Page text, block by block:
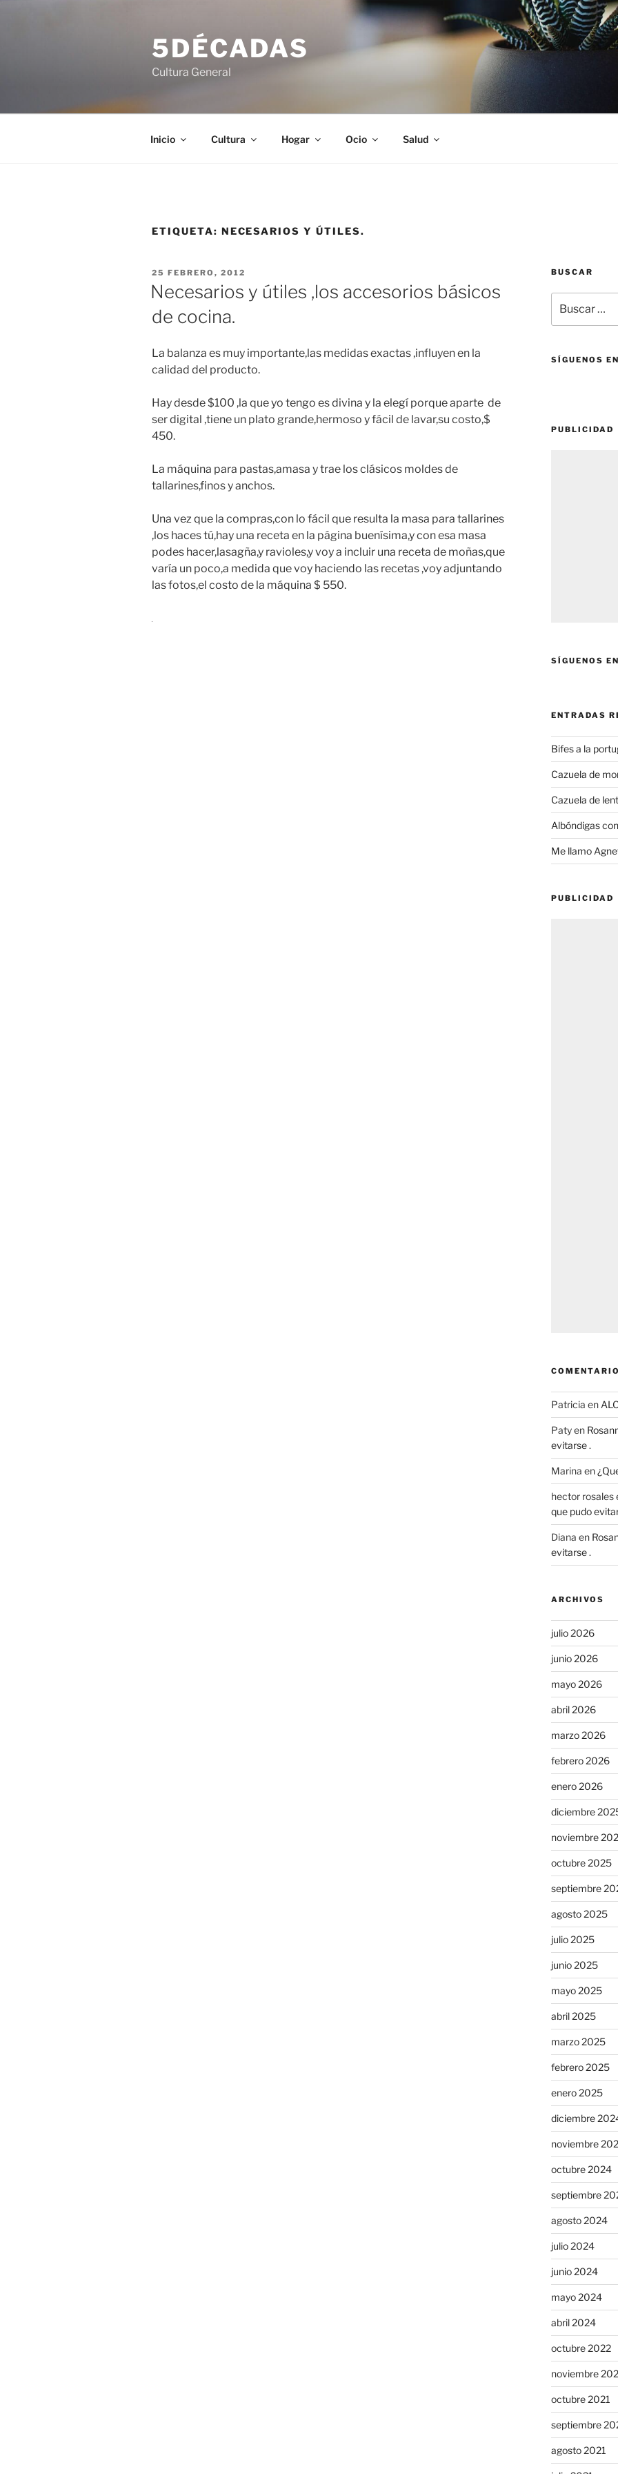
5DÉCADAS
Cultura General
Inicio Cultura Hogar Ocio Salud
ETIQUETA: NECESARIOS Y ÚTILES.
PUBLICADO
EL
25 FEBRERO, 2012
Necesarios y útiles ,los accesorios básicos
de cocina.
La balanza es muy importante,las medidas exactas ,influyen en la
calidad del producto.
Hay desde $100 ,la que yo tengo es divina y la elegí porque aparte de
ser digital ,tiene un plato grande,hermoso y fácil de lavar,su costo,$
450.
La máquina para pastas,amasa y trae los clásicos moldes de
tallarines,finos y anchos.
Una vez que la compras,con lo fácil que resulta la masa para tallarines
,los haces tú,hay una receta en la página buenísima,y con esa masa
podes hacer,lasagña,y ravioles,y voy a incluir una receta de moñas,que
varía un poco,a medida que voy haciendo las recetas ,voy adjuntando
las fotos,el costo de la máquina $ 550.
BUSCAR
por:
SÍGUENOS
PUBLICIDAD
SÍGUENOS
ENTRADAS
Bifes a la
Cazuela de
Cazuela de
Albóndigas
Me llamo
PUBLICIDAD
Patricia en
Patyen
evitarse .
Marina en
hector rosales
que pudo
Diana en
evitarse .
ARCHIVOS
julio 2026
junio 2026
mayo 2026
abril 2026
marzo 2026
febrero 2026
enero 2026
diciembre
noviembre
octubre 2025
septiembre
agosto 2025
julio 2025
junio 2025
mayo 2025
abril 2025
marzo 2025
febrero 2025
enero 2025
diciembre
noviembre
octubre 2024
septiembre
agosto 2024
julio 2024
junio 2024
mayo 2024
abril 2024
octubre 2022
noviembre
octubre 2021
septiembre
agosto 2021